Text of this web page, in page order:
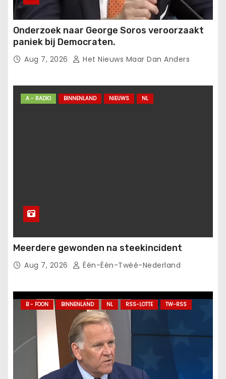
Onderzoek naar George Soros veroorzaakt
paniek bij Democraten.
Aug 7, 2026 Het Nieuws Maar Dan Anders
A - RADIO BINNENLAND NIEUWS NL
Meerdere gewonden na steekincident
Aug 7, 2026 Één-Één-Twéé-Nederland
B - FOON BINNENLAND NL RSS-LOTTE TW-RSS